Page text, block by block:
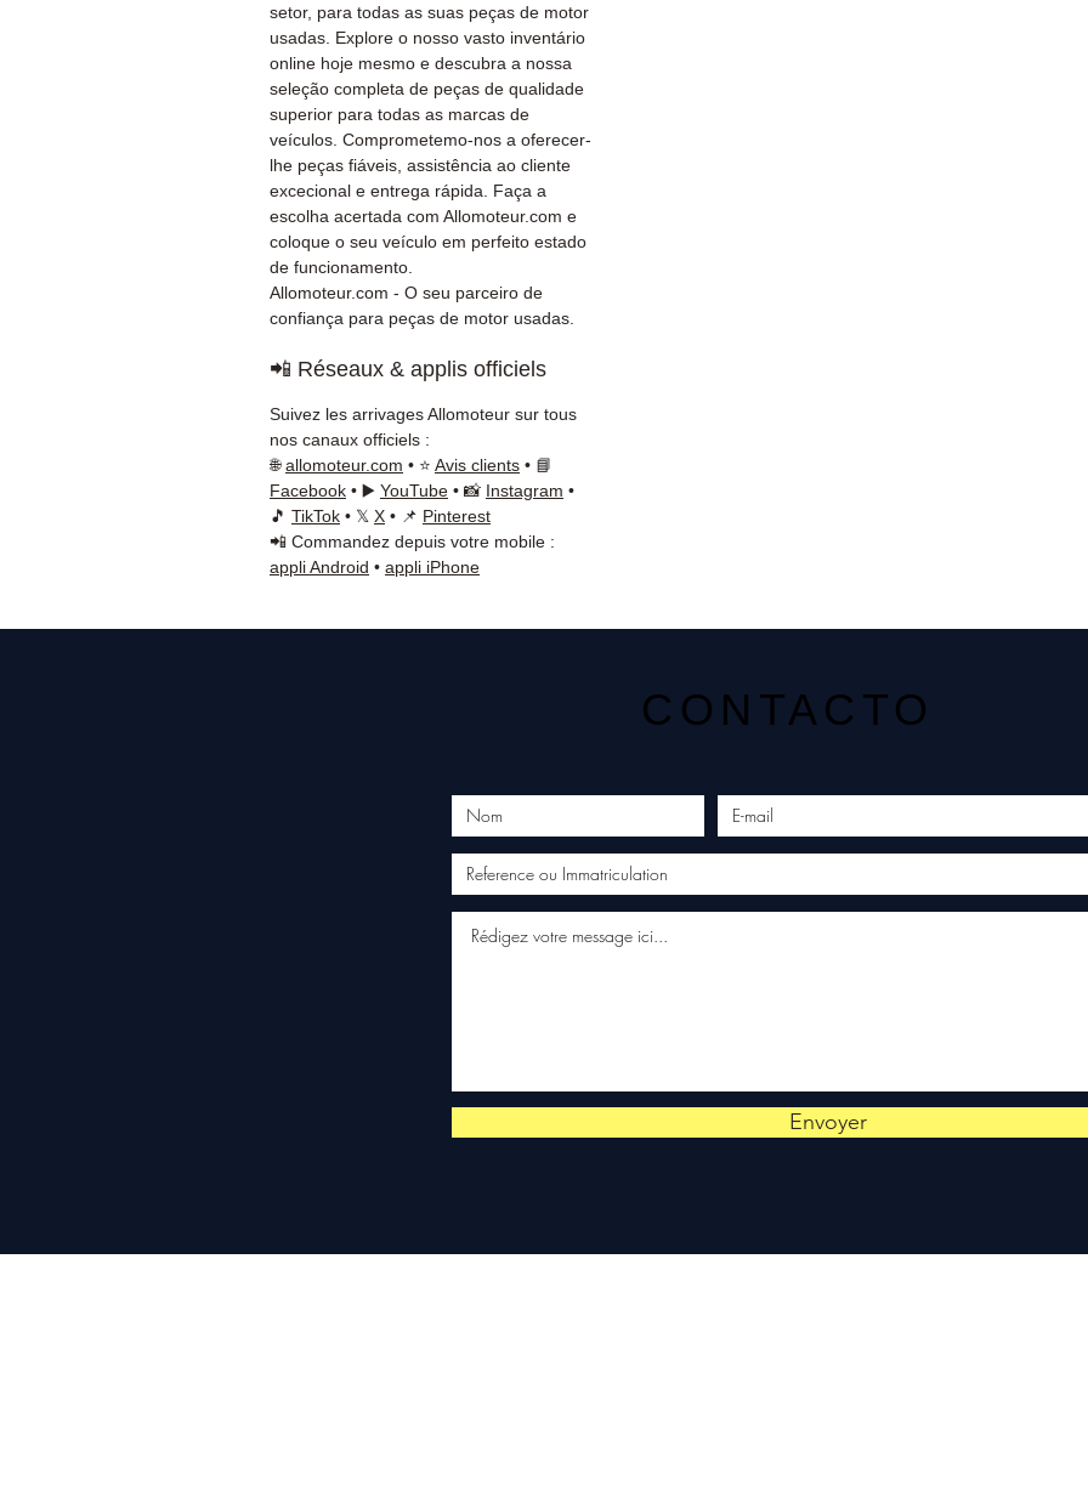
setor, para todas as suas peças de motor
usadas. Explore o nosso vasto inventário
online hoje mesmo e descubra a nossa
seleção completa de peças de qualidade
superior para todas as marcas de
veículos. Comprometemo-nos a oferecer-
lhe peças fiáveis, assistência ao cliente
excecional e entrega rápida. Faça a
escolha acertada com Allomoteur.com e
coloque o seu veículo em perfeito estado
de funcionamento.
Allomoteur.com - O seu parceiro de
confiança para peças de motor usadas.
📲 Réseaux & applis officiels
Suivez les arrivages Allomoteur sur tous
nos canaux officiels :
🌐allomoteur.com • ⭐ Avis clients • 📘
Facebook • ▶️ YouTube • 📸 Instagram •
🎵 TikTok • 𝕏 X • 📌 Pinterest
📲 Commandez depuis votre mobile :
appli Android • appli iPhone
CONTACTO
Envoyer